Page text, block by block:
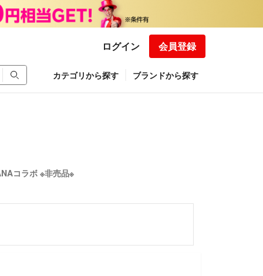
ログイン 会員登録
カテゴリから探す ブランドから探す
コラボ ※非売品※